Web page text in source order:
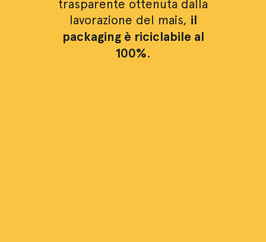
trasparente ottenuta dalla
lavorazione del mais, il
packaging è riciclabile al
100%.